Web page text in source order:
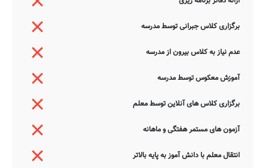
برگزاری کلاس جبرانی توسط مدرسه
عدم نیاز به کلاس بیرون از مدرسه
آموزش معکوس توسط مدرسه
برگزاری کلاس های آنلاین توسط معلم
آزمون های مستمر هفتگی و ماهانه
انتقال معلم با دانش آموز به پایه بالاتر